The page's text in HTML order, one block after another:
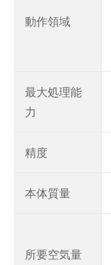
動作領域
最大処理能
力
精度
本体質量
所要空気量